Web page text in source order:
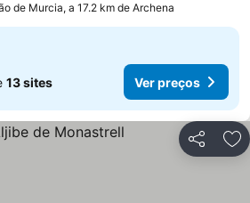
de Murcia, a 17.2 km de Archena
13 sites Ver preços
Partilhar